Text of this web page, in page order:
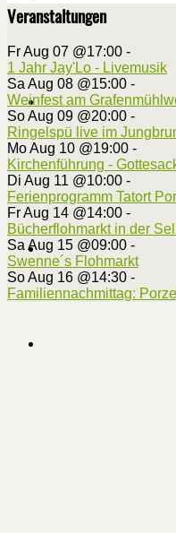
Veranstaltungen
Fr Aug 07 @17:00 -
1 Jahr Jay'Lo - Livemusik
Sa Aug 08 @15:00 -
Weinfest am
So Aug 09 @20:00 -
Ringelspü live im
Mo Aug 10 @19:00 -
Kirchenführung -
Di Aug 11 @10:00 -
Ferienprogramm Tatort
Fr Aug 14 @14:00 -
Bücherflohmarkt in der
Sa Aug 15 @09:00 -
Swenne´s Flohmarkt
So Aug 16 @14:30 -
Familiennachmittag: